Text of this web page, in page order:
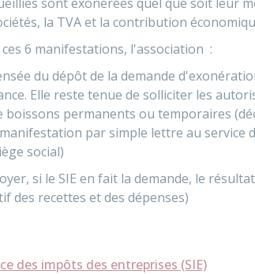
la TVAet la contribution
ces 6 manifestations, l'association :
du dépôt de la demande
Elle reste tenue de solliciter les
boissons permanents ou temporaires
par simple lettre au service
social)
si le SIE en fait la demande, le
des recettes et des dépenses)
des impôts des entreprises (SIE)